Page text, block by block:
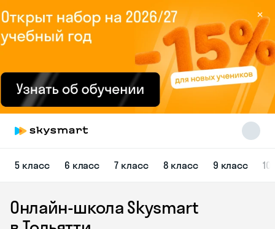
×
5 класс 6 класс 7 класс 8 класс 9 класс
Онлайн-школа Skysmart
Skysmart Chat
online